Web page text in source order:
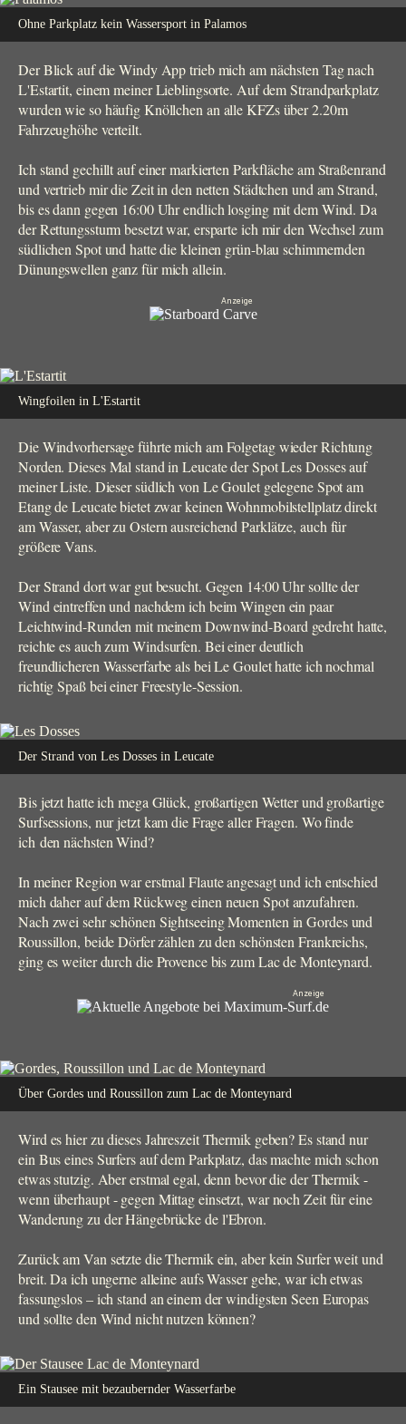
Ohne Parkplatz kein Wassersport in Palamos
Der Blick auf die Windy App trieb mich am nächsten Tag nach
L'Estartit, einem meiner Lieblingsorte. Auf dem Strandparkplatz
wurden wie so häufig Knöllchen an alle KFZs über 2.20m
Fahrzeughöhe verteilt.
Ich stand gechillt auf einer markierten Parkfläche am Straßenrand
und vertrieb mir die Zeit in den netten Städtchen und am Strand,
bis es dann gegen 16:00 Uhr endlich losging mit dem Wind. Da
der Rettungssturm besetzt war, ersparte ich mir den Wechsel zum
südlichen Spot und hatte die kleinen grün-blau schimmernden
Dünungswellen ganz für mich allein.
Wingfoilen in L'Estartit
Die Windvorhersage führte mich am Folgetag wieder Richtung
Norden. Dieses Mal stand in Leucate der Spot Les Dosses auf
meiner Liste. Dieser südlich von Le Goulet gelegene Spot am
Etang de Leucate bietet zwar keinen Wohnmobilstellplatz direkt
am Wasser, aber zu Ostern ausreichend Parklätze, auch für
größere Vans.
Der Strand dort war gut besucht. Gegen 14:00 Uhr sollte der
Wind eintreffen und nachdem ich beim Wingen ein paar
Leichtwind-Runden mit meinem Downwind-Board gedreht hatte,
reichte es auch zum Windsurfen. Bei einer deutlich
freundlicheren Wasserfarbe als bei Le Goulet hatte ich nochmal
richtig Spaß bei einer Freestyle-Session.
Der Strand von Les Dosses in Leucate
Bis jetzt hatte ich mega Glück, großartigen Wetter und großartige
Surfsessions, nur jetzt kam die Frage aller Fragen. Wo finde
ich den nächsten Wind?
In meiner Region war erstmal Flaute angesagt und ich entschied
mich daher auf dem Rückweg einen neuen Spot anzufahren.
Nach zwei sehr schönen Sightseeing Momenten in Gordes und
Roussillon, beide Dörfer zählen zu den schönsten Frankreichs,
ging es weiter durch die Provence bis zum Lac de Monteynard.
Über Gordes und Roussillon zum Lac de Monteynard
Wird es hier zu dieses Jahreszeit Thermik geben? Es stand nur
ein Bus eines Surfers auf dem Parkplatz, das machte mich schon
etwas stutzig. Aber erstmal egal, denn bevor die der Thermik -
wenn überhaupt - gegen Mittag einsetzt, war noch Zeit für eine
Wanderung zu der Hängebrücke de l'Ebron.
Zurück am Van setzte die Thermik ein, aber kein Surfer weit und
breit. Da ich ungerne alleine aufs Wasser gehe, war ich etwas
fassungslos – ich stand an einem der windigsten Seen Europas
und sollte den Wind nicht nutzen können?
Ein Stausee mit bezaubernder Wasserfarbe